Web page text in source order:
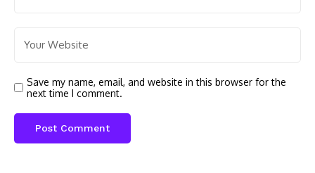
Save my name, email, and website in this browser for the
next time I comment.